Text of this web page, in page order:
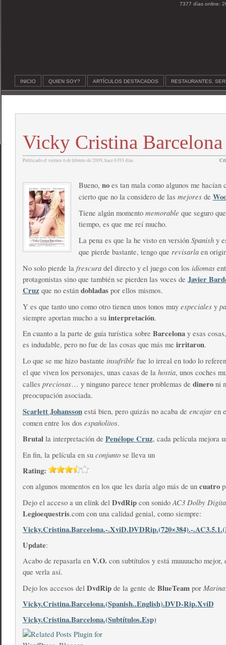
7377 días online:
INICIO QUIEN SOY? ARTÍCULOS DESTACADOS RESTAURANTES,
Vicky Cristina Barcelona
Publicado el viernes 6 de febrero de 2009, hace 6393 días.
Bueno, no es tan mala como algunos me hacían
cierto que no la considero de las mejores de
Tiene algún momento memorable que seguro
tiempo, es que me reí mucho.
La pena es que la he visto en versión Spanish y
que pierde bastante, tengo que revisarla en
No solo pierde la frescura del directo y el juego con los idiomas
protagonistas sino que también se pierden las voces de Javier
Cruz que no están dobladas por ellos mismos.
Y es que tanto uno como otro tienen unos tonos muy especiales y
siempre aportan mucho a su interpretación.
En cuanto a la parte de guía turística sobre Barcelona y esas
es indudable, pero no fue de las cosas que más me irritaron.
Lo que se me hizo bastante insufrible fue lo irreal en todo lo
el que viven los personajes, unas casas de la hostia, unos coches
calles preciosas… y ninguno parece tener problemas de dinero ni
preocupación asociada.
Scarlett Johanssonestá bien, pero quizás no acaba de encajar en
comen entre los dos españolitos.
Brutal la interpretación de Penélope Cruz, cada película mejora
En fin, la película en su conjunto se lleva un
Rating:
con algunos momentos en los que les daría algo más de un cuatro
Dejo el acceso a un elink del DvdRip con sonidoAC3 Dolby
Legioequestris.com con una calidad genial, como siempre:
Vicky.Cristina.Barcelona.-.XviD.DVDRip.(720×384).-
Update:
Acabo de repasarla en V.O. con subtítulos y está muuuucho mejor,
que verla así.
Dejo los accesos del DvdRipde la gente de BlueTeampor Marina
Vicky.Cristina.Barcelona.(Spanish..English).DVD-Rip.XviD
Vicky.Cristina.Barcelona.(Subtítulos.Esp)